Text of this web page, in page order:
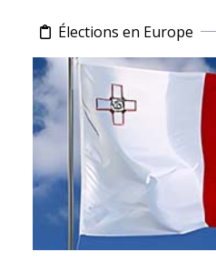
Élections en Europe